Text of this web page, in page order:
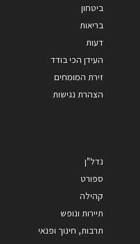
ביטחון
בריאות
דעות
העידן הכי בודד
זירת המומחים
הצהרת נגישות
נדל"ן
ספורט
קהילה
תיירות ונופש
תרבות, חינוך ופנאי